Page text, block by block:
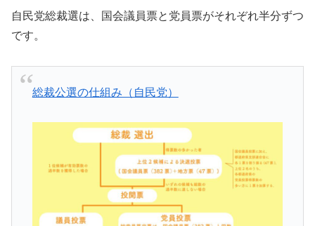
自民党総裁選は、国会議員票と党員票がそれぞれ半分ずつ
です。
総裁公選の仕組み（自民党）